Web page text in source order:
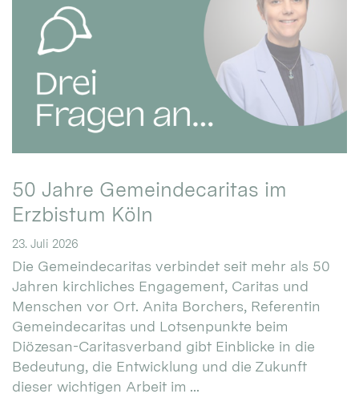
50 Jahre Gemeindecaritas im
Erzbistum Köln
23. Juli 2026
Die Gemeindecaritas verbindet seit mehr als 50
Jahren kirchliches Engagement, Caritas und
Menschen vor Ort. Anita Borchers, Referentin
Gemeindecaritas und Lotsenpunkte beim
Diözesan-Caritasverband gibt Einblicke in die
Bedeutung, die Entwicklung und die Zukunft
dieser wichtigen Arbeit im ...